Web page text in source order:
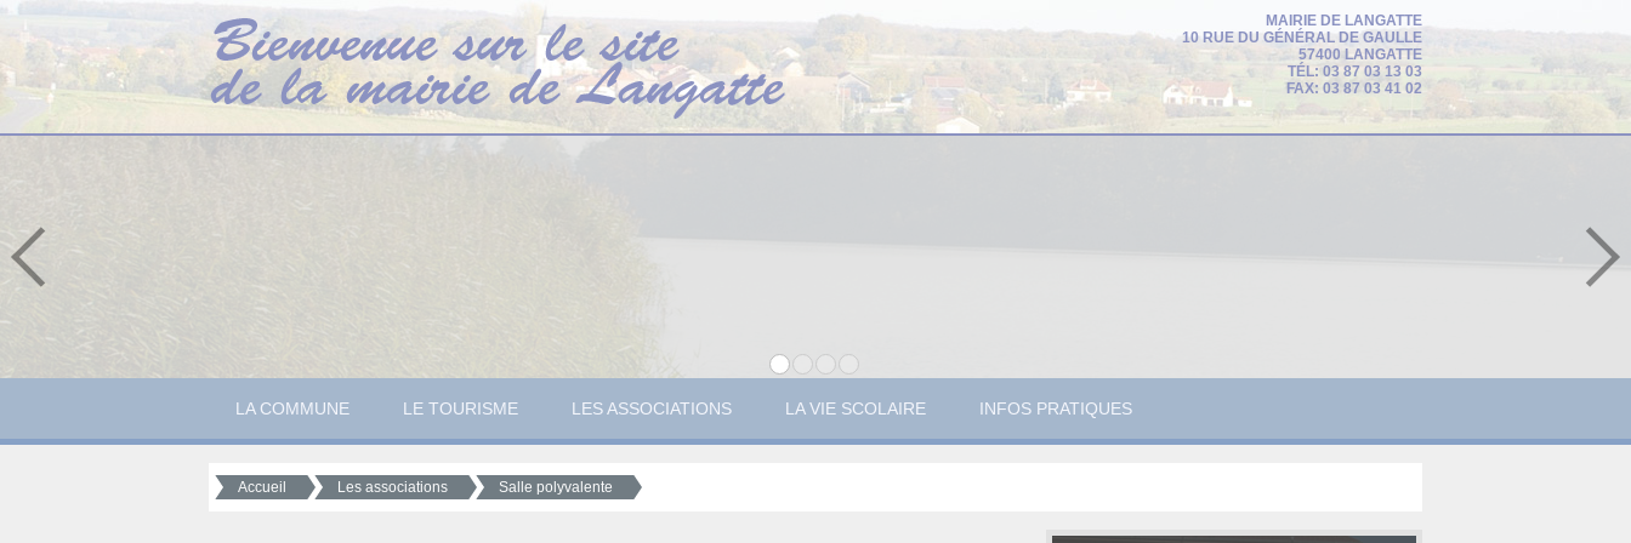
MAIRIE DE LANGATTE
10 RUE DU GÉNÉRAL DE GAULLE
57400 LANGATTE
TÉL: 03 87 03 13 03
FAX: 03 87 03 41 02
LA COMMUNE LE TOURISME LES ASSOCIATIONS LA VIE SCOLAIRE INFOS PRATIQUES
Accueil Les associations Salle polyvalente